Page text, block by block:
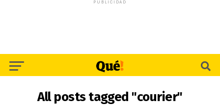
PUBLICIDAD
All posts tagged "courier"